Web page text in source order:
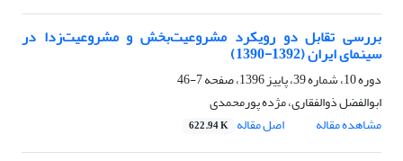
بررسی تقابل دو رویکرد مشروعیت‌‌بخش و مشروعیت‌‌زدا در
سینمای ایران (1392-1390)
دوره 10، شماره 39، پاییز 1396، صفحه
7-46
ابوالفضل ذوالفقاری، مژده پورمحمدی
مشاهده مقاله
اصل مقاله 622.94 K